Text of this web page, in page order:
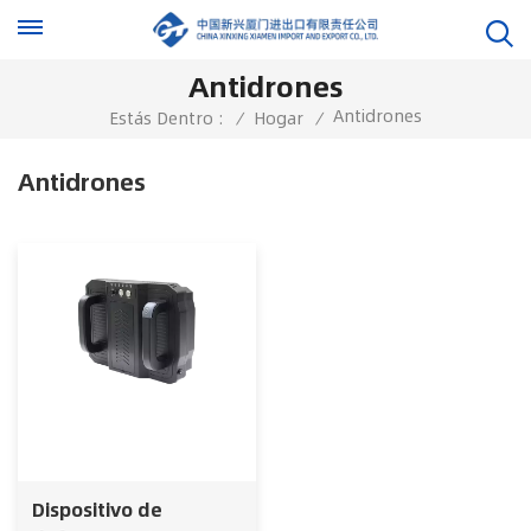
Antidrones
Estás Dentro : / Hogar / Antidrones
Antidrones
Dispositivo de